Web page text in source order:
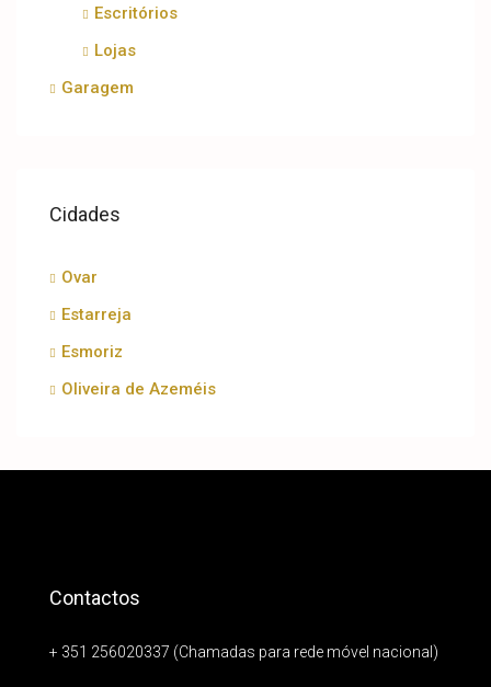
Escritórios
Lojas
Garagem
Cidades
Ovar
Estarreja
Esmoriz
Oliveira de Azeméis
Contactos
+ 351 256020337 (Chamadas para rede móvel nacional)